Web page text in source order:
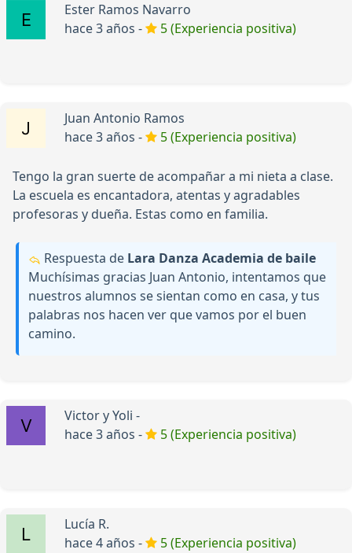
Ester Ramos Navarro
hace 3 años -
5 (Experiencia positiva)
Juan Antonio Ramos
hace 3 años -
5 (Experiencia positiva)
Tengo la gran suerte de acompañar a mi nieta a clase.
La escuela es encantadora, atentas y agradables
profesoras y dueña. Estas como en familia.
Respuesta de Lara Danza Academia de baile
Muchísimas gracias Juan Antonio, intentamos que
nuestros alumnos se sientan como en casa, y tus
palabras nos hacen ver que vamos por el buen
camino.
Victor y Yoli -
hace 3 años -
5 (Experiencia positiva)
Lucía R.
hace 4 años -
5 (Experiencia positiva)